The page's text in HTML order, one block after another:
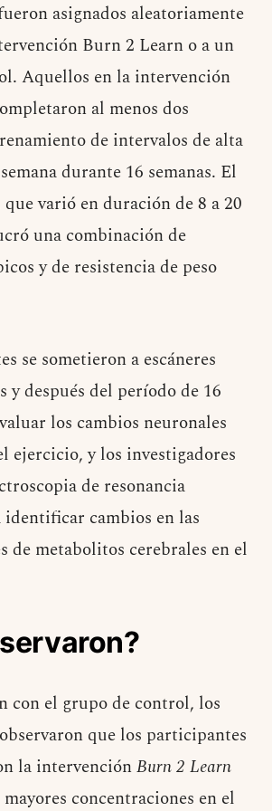
asignados aleatoriamente
Burn 2 Learn o a un
Aquellos en la intervención
al menos dos
de intervalos de alta
durante 16 semanas. El
varió en duración de 8 a 20
una combinación de
y de resistencia de peso
se sometieron a escáneres
y después del período de 16
los cambios neuronales
ejercicio, y los investigadores
de resonancia
identificar cambios en las
de metabolitos cerebrales en el
con el grupo de control, los
que los participantes
la intervenciónBurn 2 Learn
concentraciones en el